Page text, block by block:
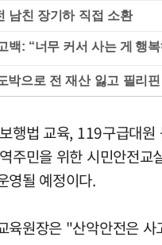
남친 장기하 직접 소환
박으로 전 재산 잃고 필리
행법 교육, 119구급대원
주민을 위한 시민안전교
영될 예정이다.
육원장은 "산악안전은 사